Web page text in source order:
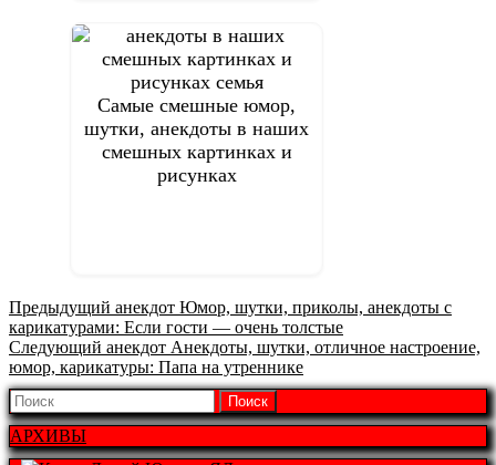
Самые смешные юмор,
шутки, анекдоты в наших
смешных картинках и
рисунках
Предыдущий анекдот Предыдущая
запись:
Юмор, шутки, приколы, анекдоты с
карикатурами: Если гости — очень толстые
Следующий анекдот Следующая
запись:
Анекдоты, шутки, отличное настроение,
юмор, карикатуры: Папа на утреннике
Найти:
АРХИВЫ